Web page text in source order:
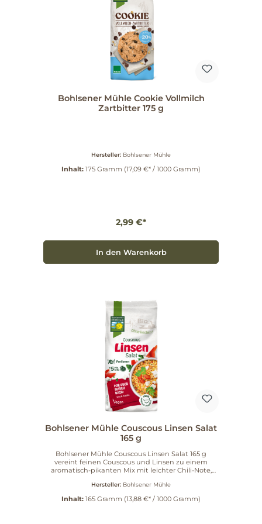
Genuss der Bohlsener Mühle Cookies mit
Zartbitterschokolade und erlebe, wie sich Qualität
und Geschmack harmonisch vereinen. Lass Dich
verführen und bringe ein Stück Natur auf Deinen
Teller!
Bohlsener Mühle Cookie Vollmilch
Zartbitter 175 g
Hersteller: Bohlsener Mühle
Inhalt: 175 Gramm (17,09 €* / 1000 Gramm)
2,99 €*
In den Warenkorb
Bohlsener Mühle Couscous Linsen Salat
165 g
Bohlsener Mühle Couscous Linsen Salat 165 g
vereint feinen Couscous und Linsen zu einem
aromatisch-pikanten Mix mit leichter Chili-Note,
Gewürze. Die harmonische Komposition liefert
pflanzlichen Genuss in kurzer Zeit und passt zu
Ihrem ruhigen, natürlichen Kochstil – schlicht,
Hersteller: Bohlsener Mühle
Inhalt: 165 Gramm (13,88 €* / 1000 Gramm)